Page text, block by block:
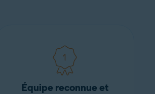
Équipe reconnue et